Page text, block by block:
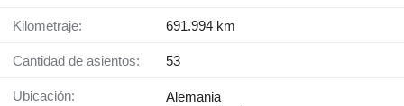
Kilometraje: 691.994 km
Cantidad de asientos: 53
Ubicación:
Alemania